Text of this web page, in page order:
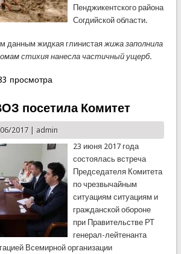
Пенджикентского района
Согдийской области.
данным жидкая глинистаяжижа заполнила
стихия нанесла частичный ущерб.
паводки в Пенджикенте
просмотра
посетила Комитет
2017 | admin
23 июня 2017 года
состоялась встреча
Председателя Комитета
по чрезвычайным
ситуациям ситуациям и
гражданской обороне
при Правительстве РТ
генерал-лейтенанта
Всемирной организации